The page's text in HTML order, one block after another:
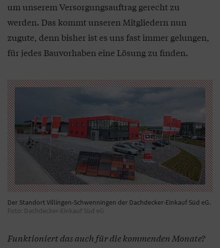
um unserem Versorgungsauftrag gerecht zu
werden. Das kommt unseren Mitgliedern nun
zugute, denn bisher ist es uns fast immer gelungen,
für jedes Bauvorhaben eine Lösung zu finden.
Der Standort Villingen-Schwenningen der Dachdecker-Einkauf Süd eG.
Foto: Dachdecker-Einkauf Süd eG
Funktioniert das auch für die kommenden Monate?